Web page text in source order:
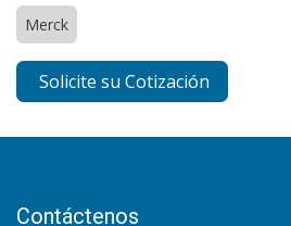
Merck
Solicite su Cotización
Contáctenos